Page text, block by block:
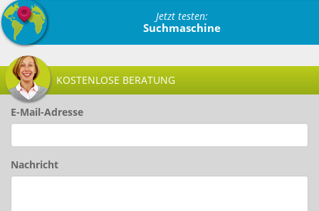
Jetzt testen:
Suchmaschine
KOSTENLOSE BERATUNG
E-Mail-Adresse
Nachricht